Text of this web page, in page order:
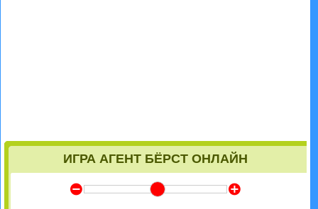
ИГРА АГЕНТ БЁРСТ ОНЛАЙН
Y Z